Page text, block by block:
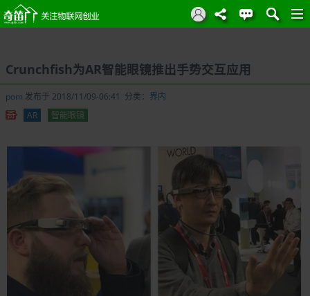
Crunchfish为AR智能眼镜推出手势交互应用
pom 发布于 2018/11/09-06:41 分类： 界内
AR
智能眼镜